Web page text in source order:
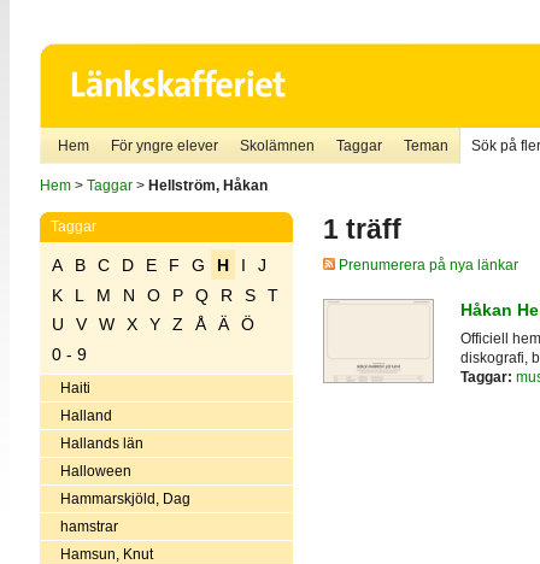
Hem För yngre elever Skolämnen Taggar Teman Sök på
Hem> Taggar> Hellström, Håkan
Taggar
A B C D E F G H I
J
K
L M N O P Q R S
T
U
V W X Y Z Å Ä
Ö
0 - 9
Haiti
Halland
Hallands län
Halloween
Hammarskjöld, Dag
hamstrar
Hamsun, Knut
1 träff
Prenumerera på nya länkar
Håkan
Officiell
diskografi,
Taggar: